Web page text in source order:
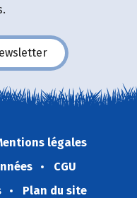
légales
CGU
Plan du site